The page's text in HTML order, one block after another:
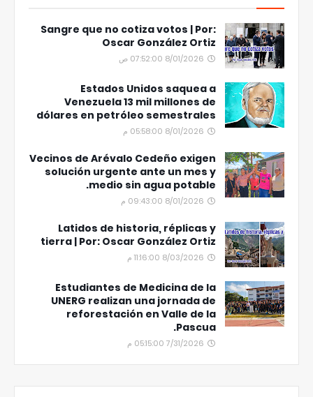
Sangre que no cotiza votos | Por:
Oscar González Ortiz
8/01/2026 07:52:00 ص
Estados Unidos saquea a
Venezuela 13 mil millones de
dólares en petróleo semestrales
8/01/2026 05:58:00 م
Vecinos de Arévalo Cedeño exigen
solución urgente ante un mes y
medio sin agua potable.
8/01/2026 09:43:00 م
Latidos de historia, réplicas y
tierra | Por: Oscar González Ortiz
8/03/2026 11:16:00 م
Estudiantes de Medicina de la
UNERG realizan una jornada de
reforestación en Valle de la
Pascua.
7/31/2026 05:15:00 م